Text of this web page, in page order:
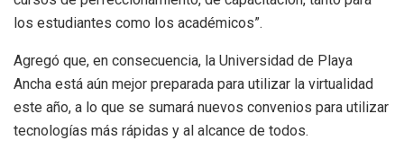
los estudiantes como los académicos”.
Agregó que, en consecuencia, la Universidad de Playa
Ancha está aún mejor preparada para utilizar la virtualidad
este año, a lo que se sumará nuevos convenios para utilizar
tecnologías más rápidas y al alcance de todos.